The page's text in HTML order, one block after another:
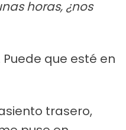
horas, ¿nos
que esté en
trasero,